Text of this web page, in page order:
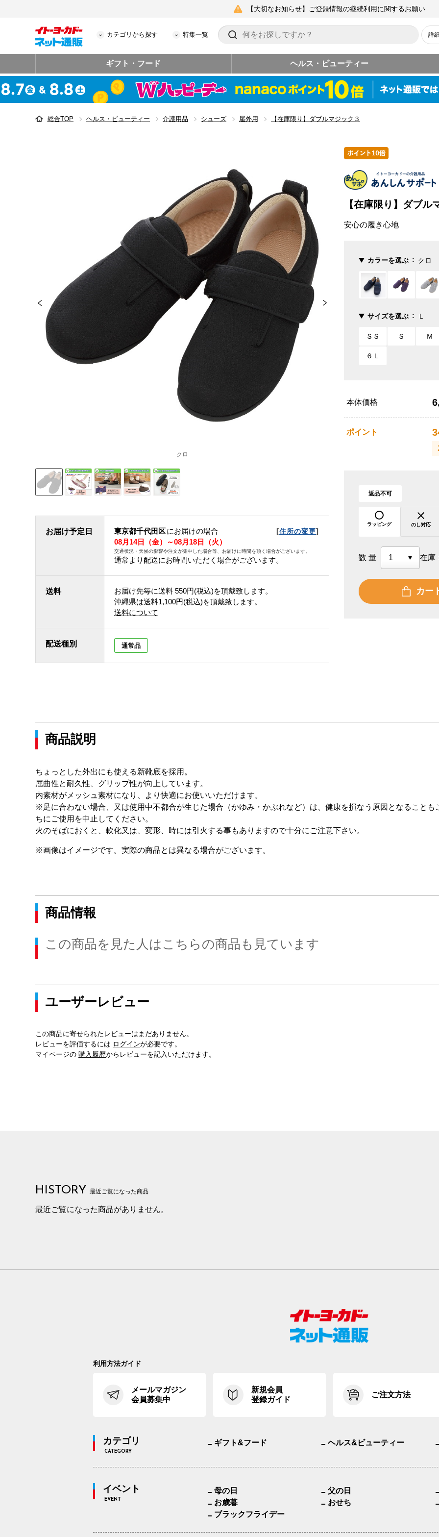
【大切なお知らせ】ご登録情報の継続利用に関するお願い
カテゴリから探す 特集一覧 詳
ギフト・フード ヘルス・ビューティー
総合TOP ヘルス・ビューティー 介護用品 シューズ 屋外用 【在庫限り】ダブルマジック３
クロ
お届け予定日 東京都千代田区にお届けの場合 [住所の変更]
08月14日（金）～08月18日（火）
交通状況・天候の影響や注文が集中した場合等、お届けに時間を頂く場合がございます。
通常より配送にお時間いただく場合がございます。
送料 お届け先毎に送料 550円(税込)を頂戴致します。
沖縄県は送料1,100円(税込)を頂戴致します。
送料について
配送種別 通常品
【在庫限り】ダブル
安心の履き心地
カラーを選ぶ クロ
サイズを選ぶ Ｌ
ＳＳ Ｓ Ｍ
６Ｌ
本体価格
ポイント
返品不可
ラッピング のし対応
数量 在庫
カー
商品説明
ちょっとした外出にも使える新靴底を採用。
屈曲性と耐久性、グリップ性が向上しています。
内素材がメッシュ素材になり、より快適にお使いいただけます。
※足に合わない場合、又は使用中不都合が生じた場合（かゆみ・かぶれなど）は、健康を損なう原因となることも
ちにご使用を中止してください。
火のそばにおくと、軟化又は、変形、時には引火する事もありますので十分にご注意下さい。
※画像はイメージです。実際の商品とは異なる場合がございます。
商品情報
この商品を見た人はこちらの商品も見ています
ユーザーレビュー
この商品に寄せられたレビューはまだありません。
レビューを評価するには ログインが必要です。
マイページの 購入履歴からレビューを記入いただけます。
HISTORY 最近ご覧になった商品
最近ご覧になった商品がありません。
利用方法ガイド
メールマガジン
会員募集中
新規会員
登録ガイド
ご注文方法
カテゴリ
CATEGORY
ギフト&フード ヘルス&ビューティー
イベント
EVENT
母の日 父の日
お歳暮
おせち
ブラックフライデー